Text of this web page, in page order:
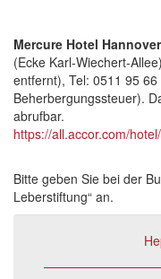
Mercure Hotel
(Ecke Karl-Wiechert-
entfernt), Tel: 0511 95
Beherbergungssteuer).
abrufbar.
https://all.accor.com/
Bitte geben Sie bei der
Leberstiftung“ an.